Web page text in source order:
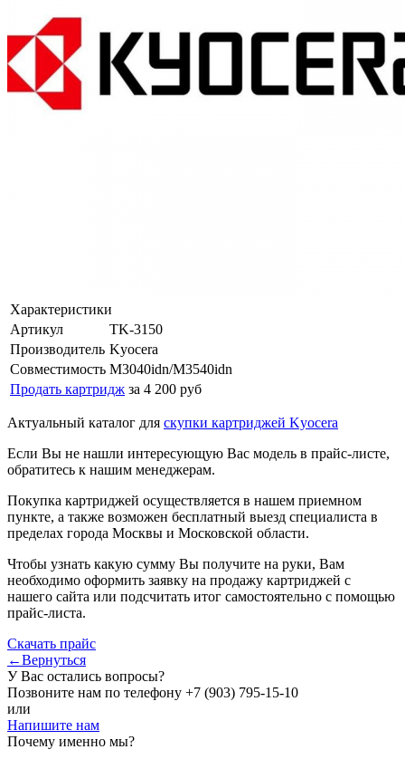
Характеристики
Артикул
TK-3150
Производитель Kyocera
Совместимость M3040idn/M3540idn
Продать картридж за 4 200 руб
Актуальный каталог для скупки картриджей Kyocera
Если Вы не нашли интересующую Вас модель в прайс-листе,
обратитесь к нашим менеджерам.
Покупка картриджей осуществляется в нашем приемном
пункте, а также возможен бесплатный выезд специалиста в
пределах города Москвы и Московской области.
Чтобы узнать какую сумму Вы получите на руки, Вам
необходимо оформить заявку на продажу картриджей с
нашего сайта или подсчитать итог самостоятельно с помощью
прайс-листа.
Скачать прайс
←Вернуться
У Вас остались вопросы?
Позвоните нам по телефону +7 (903) 795-15-10
или
Напишите нам
Почему именно мы?